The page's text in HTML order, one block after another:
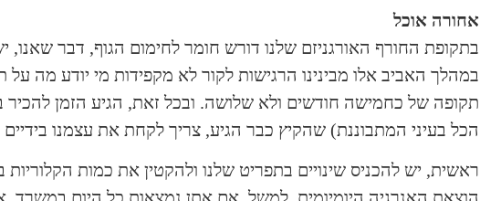
אחורה אוכל
בתקופת החורף האורגניזם שלנו דורש חומר לחימום הגוף, דבר שאנו,
במהלך האביב אלו מבינינו הרגישות לקור לא מקפידות מי יודע מה
תקופה של כחמישה חודשים ולא שלושה. ובכל זאת, הגיע הזמן
הכל בעיני המתבוננת) שהקיץ כבר הגיע, צריך לקחת את עצמנו בידיים
ראשית, יש להכניס שינויים בתפריט שלנו ולהקטין את כמות